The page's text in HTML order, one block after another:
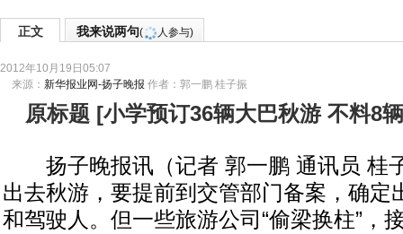
正文 我来说两句( 人参与)
2012年10月19日05:07
来源： 新华报业网-扬子晚报 作者：郭一鹏 桂子振
原标题 [小学预订36辆大巴秋游 不料8
扬子晚报讯（记者 郭一鹏 通讯员 桂
出去秋游，要提前到交管部门备案，确定
和驾驶人。但一些旅游公司“偷梁换柱”，